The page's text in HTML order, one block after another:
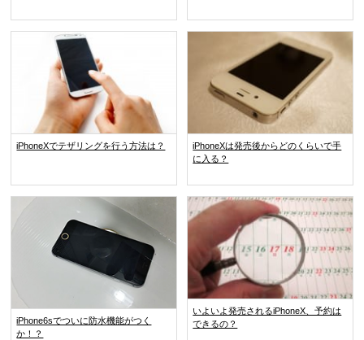
iPhoneXでテザリングを行う方法は？
iPhoneXは発売後からどのくらいで手
に入る？
iPhone6sでついに防水機能がつく
か！？
いよいよ発売されるiPhoneX、予約は
できるの？